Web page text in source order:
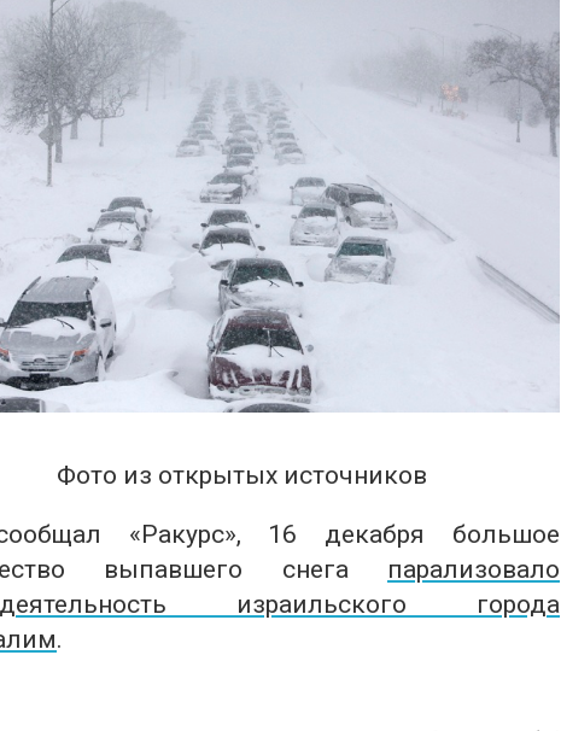
Фото из открытых источников
«Ракурс», 16 декабря большое
выпавшего снега парализовало
израильского города
.